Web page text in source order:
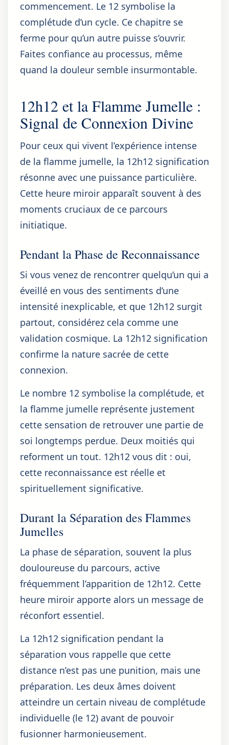
commencement. Le 12 symbolise la
complétude d’un cycle. Ce chapitre se
ferme pour qu’un autre puisse s’ouvrir.
Faites confiance au processus, même
quand la douleur semble insurmontable.
12h12 et la Flamme Jumelle :
Signal de Connexion Divine
Pour ceux qui vivent l’expérience intense
de la flamme jumelle, la 12h12 signification
résonne avec une puissance particulière.
Cette heure miroir apparaît souvent à des
moments cruciaux de ce parcours
initiatique.
Pendant la Phase de Reconnaissance
Si vous venez de rencontrer quelqu’un qui a
éveillé en vous des sentiments d’une
intensité inexplicable, et que 12h12 surgit
partout, considérez cela comme une
validation cosmique. La 12h12 signification
confirme la nature sacrée de cette
connexion.
Le nombre 12 symbolise la complétude, et
la flamme jumelle représente justement
cette sensation de retrouver une partie de
soi longtemps perdue. Deux moitiés qui
reforment un tout. 12h12 vous dit : oui,
cette reconnaissance est réelle et
spirituellement significative.
Durant la Séparation des Flammes
Jumelles
La phase de séparation, souvent la plus
douloureuse du parcours, active
fréquemment l’apparition de 12h12. Cette
heure miroir apporte alors un message de
réconfort essentiel.
La 12h12 signification pendant la
séparation vous rappelle que cette
distance n’est pas une punition, mais une
préparation. Les deux âmes doivent
atteindre un certain niveau de complétude
individuelle (le 12) avant de pouvoir
fusionner harmonieusement.